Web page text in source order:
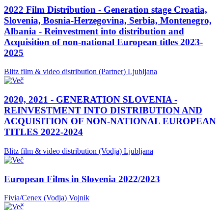
2022 Film Distribution - Generation stage Croatia,
Slovenia, Bosnia-Herzegovina, Serbia, Montenegro,
Albania - Reinvestment into distribution and
Acquisition of non-national European titles 2023-
2025
Blitz film & video distribution (Partner) Ljubljana
2020, 2021 - GENERATION SLOVENIA -
REINVESTMENT INTO DISTRIBUTION AND
ACQUISITION OF NON-NATIONAL EUROPEAN
TITLES 2022-2024
Blitz film & video distribution (Vodja) Ljubljana
European Films in Slovenia 2022/2023
Fivia/Cenex (Vodja) Vojnik